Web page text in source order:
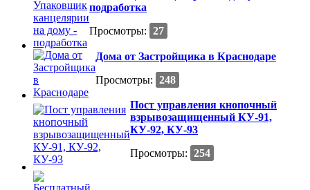
подработка
Просмотры: 27
Дома от Застройщика в Краснодаре
Просмотры: 248
Пост управления кнопочный
взрывозащищенный КУ-91,
КУ-92, КУ-93
Просмотры: 254